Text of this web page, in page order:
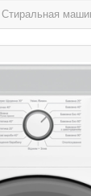
Стиральная